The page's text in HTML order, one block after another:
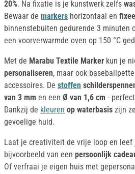
20%. Na fixatie is je kunstwerk zelfs
Bewaar de markers horizontaal en
binnenstebuiten gedurende 3 minuten
een voorverwarmde oven op 150 °C
Met de Marabu Textile Marker kun je
personaliseren, maar ook
accessoires. De stoffen
van 3 mm en een Ø van 1,6 cm -
Dankzij de kleuren op waterbasis zijn
gevoelige huid.
Laat je creativiteit de vrije loop en leef
bijvoorbeeld van een persoonlijk
Of verfraai je eigen huis met